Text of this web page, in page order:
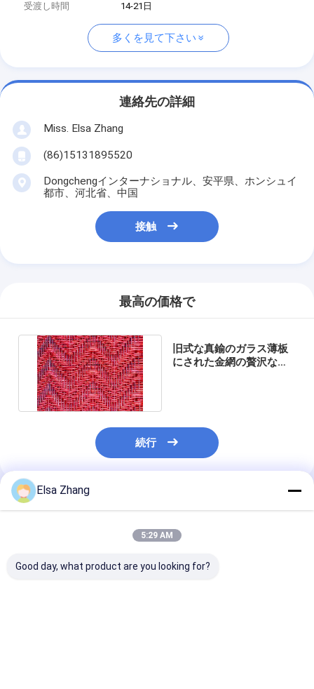
受渡し時間
14-21日
多くを見て下さい
連絡先の詳細
Miss. Elsa Zhang
(86)15131895520
Dongchengインターナショナル、安平県、ホンシュイ
都市、河北省、中国
接触
最高の価格で
旧式な真鍮のガラス薄板
にされた金網の贅沢な編
続行
推薦されたプロダクト
Elsa Zhang
5:29 AM
Good day, what product are you looking for?